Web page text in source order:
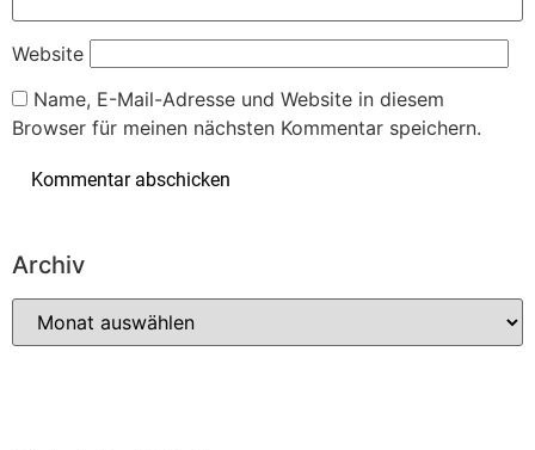
Website
Name, E-Mail-Adresse und Website in diesem
Browser für meinen nächsten Kommentar speichern.
Archiv